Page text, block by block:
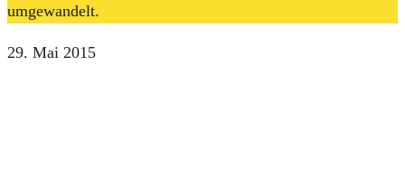
umgewandelt.
29. Mai 2015